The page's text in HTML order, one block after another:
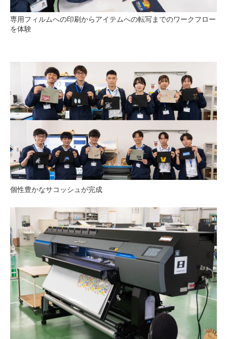
専用フィルムへの印刷からアイテムへの転写までのワークフロー
を体験
個性豊かなサコッシュが完成